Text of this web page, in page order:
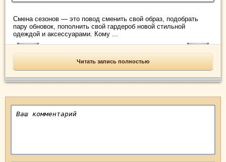
Смена сезонов — это повод сменить свой образ, подобрать
пару обновок, пополнить свой гардероб новой стильной
одеждой и аксессуарами. Кому ...
Читать запись полностью